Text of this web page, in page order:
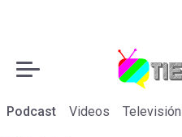
Podcast Videos Televisión